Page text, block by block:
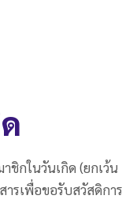
ชิกในวันเกิด (ยกเว้น
รเพื่อขอรับสวัสดิการ